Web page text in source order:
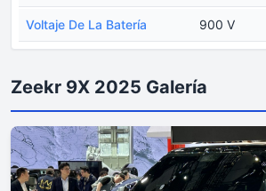
Voltaje De La Batería 900 V
Zeekr 9X 2025 Galería